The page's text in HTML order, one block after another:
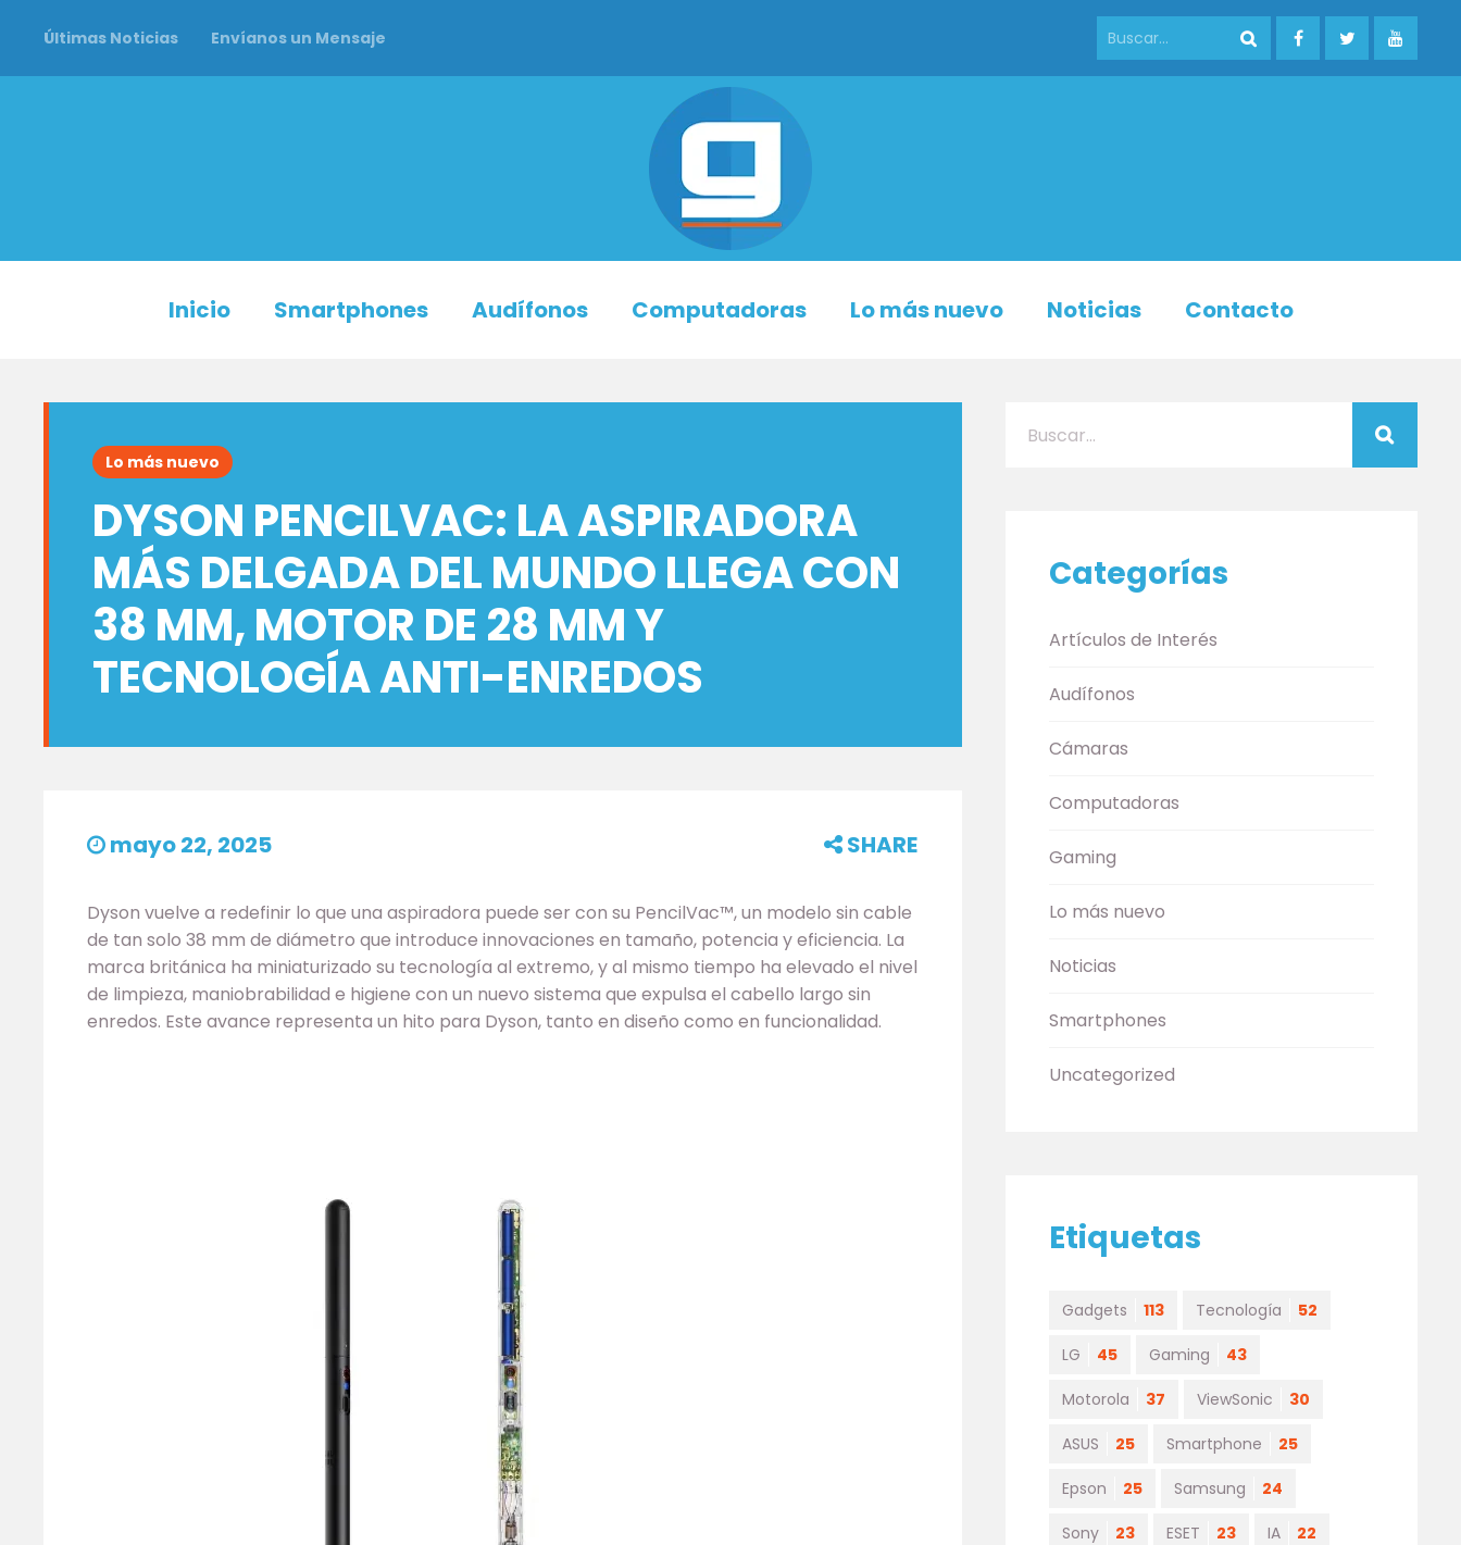
Últimas Noticias Envíanos un Mensaje
Inicio Smartphones Audífonos Computadoras Lo más nuevo Noticias Contacto
Lo más nuevo
DYSON PENCILVAC: LA ASPIRADORA
MÁS DELGADA DEL MUNDO LLEGA CON
38 MM, MOTOR DE 28 MM Y
TECNOLOGÍA ANTI-ENREDOS
mayo 22, 2025 SHARE
Dyson vuelve a redefinir lo que una aspiradora puede ser con su PencilVac™, un modelo sin cable
de tan solo 38 mm de diámetro que introduce innovaciones en tamaño, potencia y eficiencia. La
marca británica ha miniaturizado su tecnología al extremo, y al mismo tiempo ha elevado el nivel
de limpieza, maniobrabilidad e higiene con un nuevo sistema que expulsa el cabello largo sin
enredos. Este avance representa un hito para Dyson, tanto en diseño como en funcionalidad.
Categorías
Artículos de Interés
Audífonos
Cámaras
Computadoras
Gaming
Lo más nuevo
Noticias
Smartphones
Uncategorized
Etiquetas
Gadgets 113 Tecnología 52
LG 45 Gaming 43
Motorola 37 ViewSonic 30
ASUS 25 Smartphone 25
Epson 25 Samsung 24
Sony 23 ESET 23 IA 22